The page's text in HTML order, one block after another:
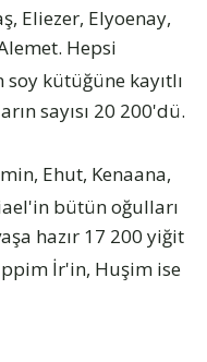
Eliezer, Elyoenay,
Hepsi
soy kütüğüne kayıtlı
sayısı 20 200'dü.
Ehut, Kenaana,
bütün oğulları
hazır 17 200 yiğit
İr'in, Huşim ise